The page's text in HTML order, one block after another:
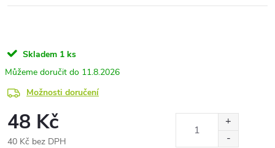
Skladem 1 ks
11.8.2026
Možnosti doručení
48 Kč
40 Kč bez DPH